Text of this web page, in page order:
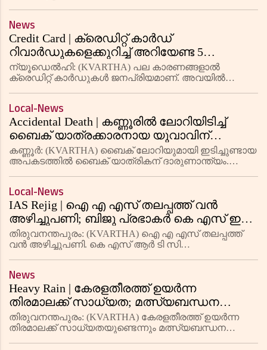
ഫെറോപ്റ്റോസിസ് (Ferroptosis) എന്ന ഈ പ്രക
News
Credit Card | ക്രെഡിറ്റ് കാർഡ്
റിവാർഡുകളെക്കുറിച്ച് അറിയേണ്ട 5
കാര്യങ്ങൾ
ന്യൂഡെൽഹി: (KVARTHA) പല കാരണങ്ങളാൽ
ക്രെഡിറ്റ് കാർഡുകൾ ജനപ്രിയമാണ്. അവയിൽ
ലഭിക്കുന്ന പ്രതിഫലങ്ങളാണ് റിവാർഡുകൾ. യ
Local-News
Accidental Death | കണ്ണൂരില്‍ ലോറിയിടിച്ച്
ബൈക് യാത്രക്കാരനായ യുവാവിന്
ദാരുണാന്ത്യം
കണ്ണൂര്‍: (KVARTHA) ബൈക് ലോറിയുമായി ഇടിച്ചുണ്ടായ
അപകടത്തില്‍ ബൈക് യാത്രികന് ദാരുണാന്ത്യം.
മരിച്ചത്. കണ്ണോത്തും
Local-News
IAS Rejig | ഐ എ എസ് തലപ്പത്ത് വന്‍
അഴിച്ചുപണി; ബിജു പ്രഭാകര്‍ കെ എസ് ഇ
ബി ചെയര്‍മാനാകും, ആരോഗ്യ വകുപ്പിലും
മാറ്റം
തിരുവനന്തപുരം: (KVARTHA) ഐ എ എസ് തലപ്പത്ത്
വന്‍ അഴിച്ചുപണി. കെ എസ് ആര്‍ ടി സി
മൈനിങ്, ജിയോളജി ചുമതല വഹിക്കുകയായിര
News
Heavy Rain | കേരളതീരത്ത് ഉയര്‍ന്ന
തിരമാലക്ക് സാധ്യത; മത്സ്യബന്ധന
തൊഴിലാളികളും തീരദേശവാസികളും
ജാഗ്രത പാലിക്കണമെന്ന മുന്നറിയിപ്പുമായി
കാലാവസ്ഥ വകുപ്പ്
തിരുവനന്തപുരം: (KVARTHA) കേരളതീരത്ത് ഉയര്‍ന്ന
തിരമാലക്ക് സാധ്യതയുണ്ടെന്നും മത്സ്യബന്ധന